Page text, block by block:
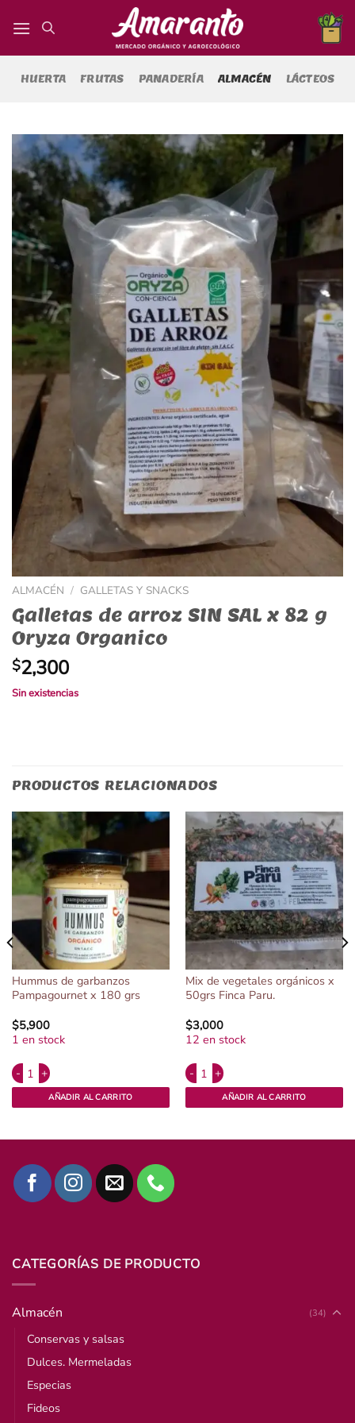
HUERTA FRUTAS PANADERÍA ALMACÉN LÁCTEOS
ALMACÉN / GALLETAS Y SNACKS
Galletas de arroz SIN SAL x 82 g
Oryza Organico
$2,300
Sin existencias
PRODUCTOS RELACIONADOS
Hummus de garbanzos
Pampagournet x 180 grs
$5,900
1 en stock
Hummus de garbanzos Pampagournet x 180 grs cantidad
AÑADIR AL CARRITO
Mix de vegetales orgánicos x
50grs Finca Paru.
$3,000
12 en stock
Mix de vegetales orgánicos x 50grs
AÑADIR AL CARRITO
cantidad
CATEGORÍAS DE PRODUCTO
Almacén (34)
Conservas y salsas
Dulces. Mermeladas
Especias
Fideos